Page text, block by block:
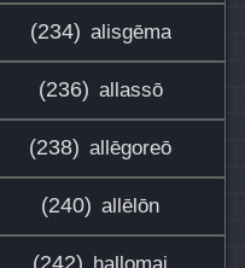
(234) alisgēma
(236) allassō
(238) allēgoreō
(240) allēlōn